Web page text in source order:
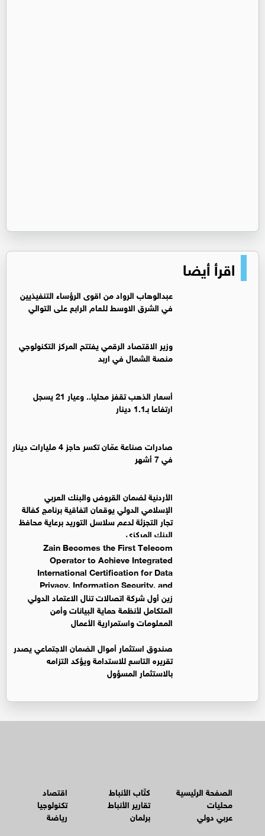
اقرأ أيضا
عبدالوهاب الرواد من اقوى الرؤساء التنفيذيين
في الشرق الاوسط للعام الرابع على التوالي
وزير الاقتصاد الرقمي يفتتح المركز التكنولوجي
منصة الشمال في اربد
أسعار الذهب تقفز محليا.. وعيار 21 يسجل
ارتفاعا بـ1.1 دينار
صادرات صناعة عمّان تكسر حاجز 4 مليارات دينار
في 7 أشهر
الأردنية لضمان القروض والبنك العربي
الإسلامي الدولي يوقعان اتفاقية برنامج كفالة
تجار التجزئة لدعم سلاسل التوريد برعاية محافظ
البنك المركزي
Zain Becomes the First Telecom
Operator to Achieve Integrated
International Certification for Data
Privacy, Information Security, and
Business Continuity Management Systems
زين أول شركة اتصالات تنال الاعتماد الدولي
المتكامل لأنظمة حماية البيانات وأمن
المعلومات واستمرارية الأعمال
صندوق استثمار أموال الضمان الاجتماعي يصدر
تقريره التاسع للاستدامة ويؤكد التزامه
بالاستثمار المسؤول
الصفحة الرئيسية
محليات
عربي دولي
كتّاب الأنباط
تقارير الأنباط
برلمان
اقتصاد
تكنولوجيا
رياضة